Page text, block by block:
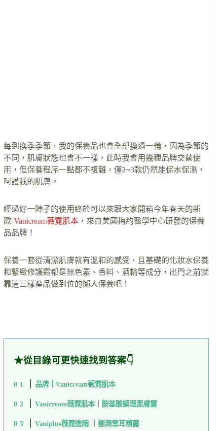
每到換季季節，我的保養品也會全部換過一輪，因為季節的
不同，肌膚狀態也會不一樣，此時我會用幾種品牌交替使
用，但保養程序一點都不複雜，僅2~3款仍然能保水保濕，
呵護我的肌膚。
經過好一陣子的使用終於可以來跟大家開箱今年春天的新
歡-Vanicream薇霓肌本 ，來自美國梅約醫學中心研發的保養
品品牌！
保養一套從清潔肌膚就有溫和的感受，且基礎的化妝水保養
和緊緻修護霜都是無色素、香料、酒精等成分，出門之前就
靠這三樣產品做到位的懶人保養吧！
★從目錄可更快速找到答案👇
品牌｜Vanicream薇霓肌本
Vanicream薇霓肌本｜胺基酸調理潔膚露
Vaniplus薇霓進階 ｜極潤雪耳精露